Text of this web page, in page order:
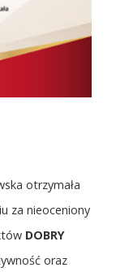
otrzymała
za nieoceniony
DOBRY
oraz